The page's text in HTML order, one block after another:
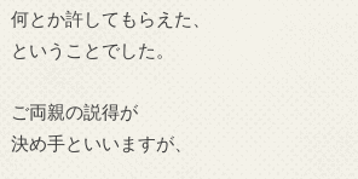
何とか許してもらえた、
ということでした。
ご両親の説得が
決め手といいますが、